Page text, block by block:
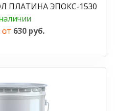
ПЛАТИНА ЭПОКС-1530
от 630 руб.